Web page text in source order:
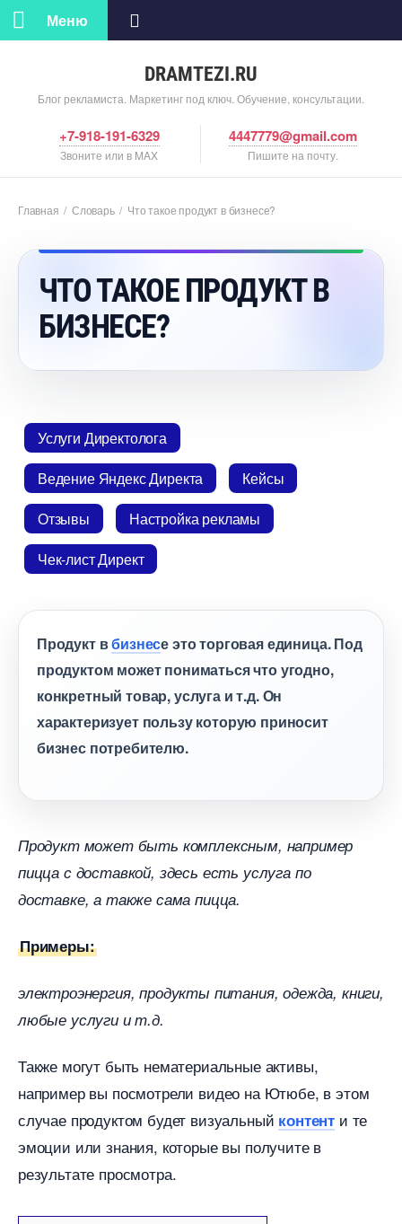
DRAMTEZI.RU
Блог рекламиста. Маркетинг под ключ. Обучение, консультации.
Меню
+7-918-191-6329
Звоните или в MAX
4447779@gmail.com
Пишите на почту.
Главная / Словарь/ Что такое продукт в бизнесе?
ЧТО ТАКОЕ ПРОДУКТ
БИЗНЕСЕ?
Услуги Директолога
едение Яндекс Директа
Кейсы
Отзывы
Настройка рекламы
Чек-лист Директ
Продуктизнесе это торговая единица. Под
продуктом может пониматься что угодно,
конкретный товар, услуга и т.д. Он
характеризует пользу которую приносит
изнес потребителю.
Продукт может быть комплексным, например
пицца с доставкой, здесь есть услуга по
доставке, а также сама пицца.
Примеры:
электроэнергия, продукты питания, одежда, книги,
любые услуги и т.д.
Также могут быть нематериальные активы,
например вы посмотрели видео на Ютюбе, в этом
случае продуктом будет визуальный контент и те
эмоции или знания, которые вы получите
результате просмотра.